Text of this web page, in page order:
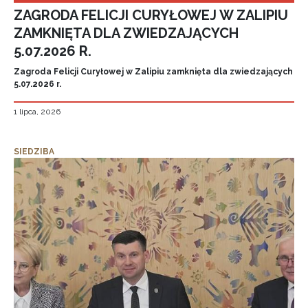
ZAGRODA FELICJI CURYŁOWEJ W ZALIPIU
ZAMKNIĘTA DLA ZWIEDZAJĄCYCH
5.07.2026 R.
Zagroda Felicji Curyłowej w Zalipiu zamknięta dla zwiedzających
5.07.2026 r.
1 lipca, 2026
SIEDZIBA